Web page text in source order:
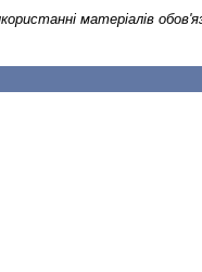
матеріалів